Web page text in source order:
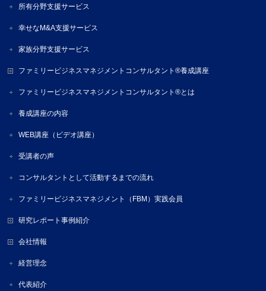
所有分野支援サービス
幸せなM&A支援サービス
家族分野支援サービス
ファミリービジネスマネジメントコンサルタント®養成講座
ファミリービジネスマネジメントコンサルタント®とは
養成講座の内容
WEB講座（ビデオ講座）
受講者の声
コンサルタントとして活動するまでの流れ
ファミリービジネスマネジメント（FBM）実践会員
研究レポート事例紹介
会社情報
経営理念
代表紹介